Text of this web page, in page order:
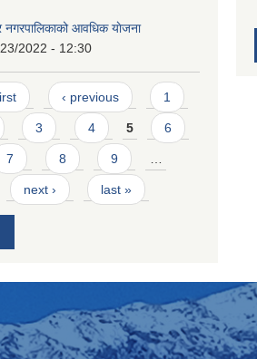
आवधिक याेजना
2022 - 12:30
‹ previous 1
3 4 5 6
7 8 9 …
next › last »